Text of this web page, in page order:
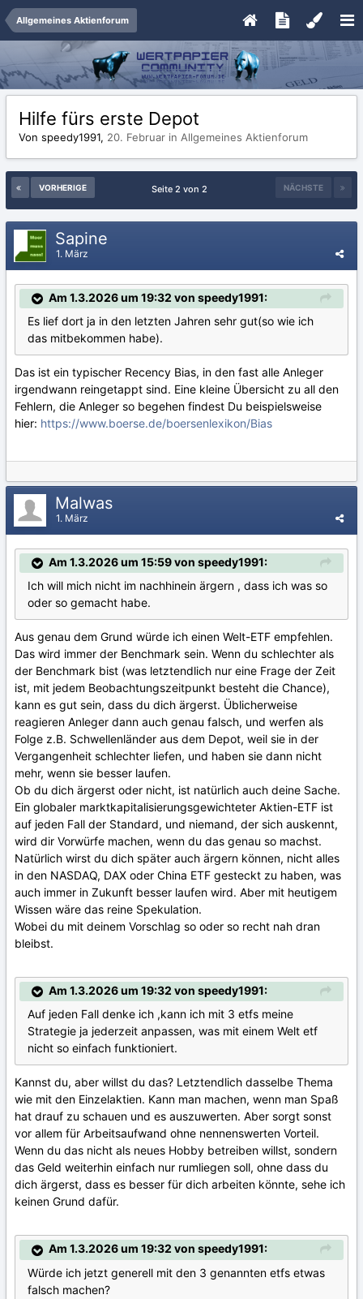
Allgemeines Aktienforum
Hilfe fürs erste Depot
Von speedy1991, 20. Februar in Allgemeines Aktienforum
VORHERIGE NÄCHSTE
Seite 2 von 2
Sapine
1. März
Am 1.3.2026 um 19:32 von speedy1991:
Es lief dort ja in den letzten Jahren sehr gut(so wie ich
das mitbekommen habe).
Das ist ein typischer Recency Bias, in den fast alle Anleger
irgendwann reingetappt sind. Eine kleine Übersicht zu all den
Fehlern, die Anleger so begehen findest Du beispielsweise
hier: https://www.boerse.de/boersenlexikon/Bias
Malwas
1. März
Am 1.3.2026 um 15:59 von speedy1991:
Ich will mich nicht im nachhinein ärgern , dass ich was so
oder so gemacht habe.
Aus genau dem Grund würde ich einen Welt-ETF empfehlen.
Das wird immer der Benchmark sein. Wenn du schlechter als
der Benchmark bist (was letztendlich nur eine Frage der Zeit
ist, mit jedem Beobachtungszeitpunkt besteht die Chance),
kann es gut sein, dass du dich ärgerst. Üblicherweise
reagieren Anleger dann auch genau falsch, und werfen als
Folge z.B. Schwellenländer aus dem Depot, weil sie in der
Vergangenheit schlechter liefen, und haben sie dann nicht
mehr, wenn sie besser laufen.
Ob du dich ärgerst oder nicht, ist natürlich auch deine Sache.
Ein globaler marktkapitalisierungsgewichteter Aktien-ETF ist
auf jeden Fall der Standard, und niemand, der sich auskennt,
wird dir Vorwürfe machen, wenn du das genau so machst.
Natürlich wirst du dich später auch ärgern können, nicht alles
in den NASDAQ, DAX oder China ETF gesteckt zu haben, was
auch immer in Zukunft besser laufen wird. Aber mit heutigem
Wissen wäre das reine Spekulation.
Wobei du mit deinem Vorschlag so oder so recht nah dran
bleibst.
Am 1.3.2026 um 19:32 von speedy1991:
Auf jeden Fall denke ich ,kann ich mit 3 etfs meine
Strategie ja jederzeit anpassen, was mit einem Welt etf
nicht so einfach funktioniert.
Kannst du, aber willst du das? Letztendlich dasselbe Thema
wie mit den Einzelaktien. Kann man machen, wenn man Spaß
hat drauf zu schauen und es auszuwerten. Aber sorgt sonst
vor allem für Arbeitsaufwand ohne nennenswerten Vorteil.
Wenn du das nicht als neues Hobby betreiben willst, sondern
das Geld weiterhin einfach nur rumliegen soll, ohne dass du
dich ärgerst, dass es besser für dich arbeiten könnte, sehe ich
keinen Grund dafür.
Am 1.3.2026 um 19:32 von speedy1991:
Würde ich jetzt generell mit den 3 genannten etfs etwas
falsch machen?